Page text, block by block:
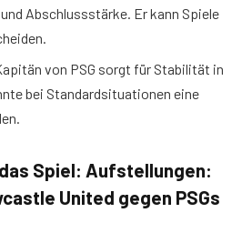
Abschlussstärke. Er kann Spiele
von PSG sorgt für Stabilität in
bei Standardsituationen eine
Spiel: Aufstellungen:
United gegen PSGs